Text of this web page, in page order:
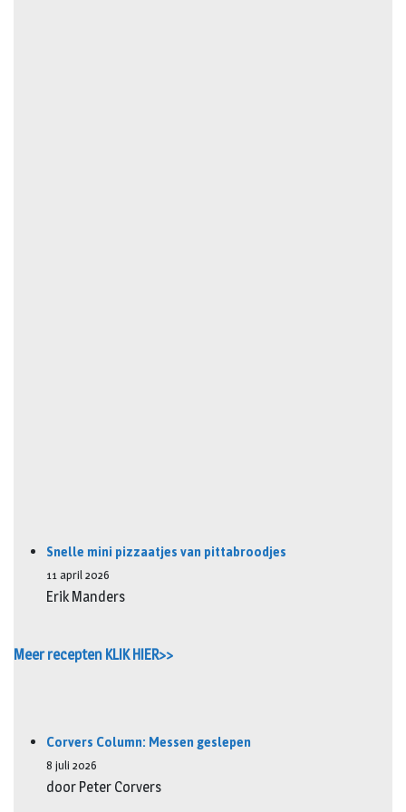
Snelle mini pizzaatjes van pittabroodjes
11 april 2026
Erik Manders
Meer recepten KLIK HIER>>
Corvers Column: Messen geslepen
8 juli 2026
door Peter Corvers